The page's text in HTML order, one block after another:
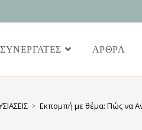
ΆΡΘΡΑ
> Εκπομπή με θέμα: Πώς να